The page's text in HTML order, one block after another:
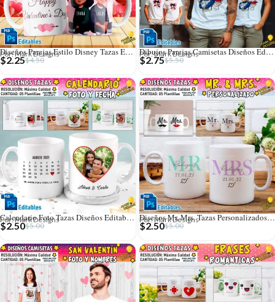
Diseños Parejas Estilo Disney Tazas Editables
Por: Mark Designs
$4.50
$2.25
Dibujos Parejas Camisetas Diseños Editables
Por: Mark Designs
$5.50
$2.75
Calendario Foto Tazas Diseños Editables con Fechas
Por: Mark Designs
$5.00
$2.50
Diseños Mr. Mrs. Tazas Personalizados Editables
Por: Mark Designs
$5.00
$2.50